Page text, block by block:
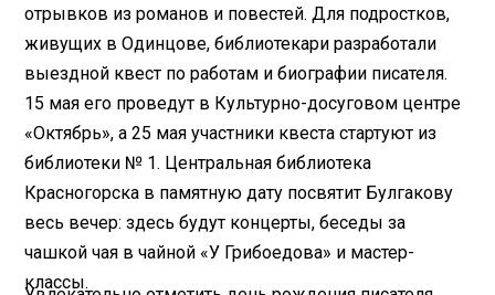
отрывков из романов и повестей. Для подростков,
живущих в Одинцове, библиотекари разработали
выездной квест по работам и биографии писателя.
15 мая его проведут в Культурно-досуговом центре
«Октябрь», а 25 мая участники квеста стартуют из
библиотеки № 1. Центральная библиотека
Красногорска в памятную дату посвятит Булгакову
весь вечер: здесь будут концерты, беседы за
чашкой чая в чайной «У Грибоедова» и мастер-
классы.